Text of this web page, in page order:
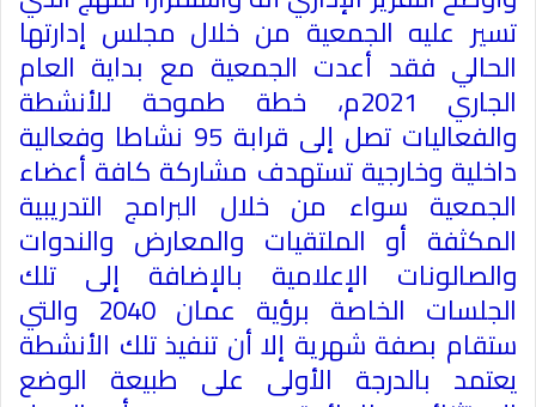
تسير عليه الجمعية من خلال مجلس إدارتها
الحالي فقد أعدت الجمعية مع بداية العام
الجاري 2021م، خطة طموحة للأنشطة
والفعاليات تصل إلى قرابة 95 نشاطا وفعالية
داخلية وخارجية تستهدف مشاركة كافة أعضاء
الجمعية سواء من خلال البرامج التدريبية
المكثفة أو الملتقيات والمعارض والندوات
والصالونات الإعلامية بالإضافة إلى تلك
الجلسات الخاصة برؤية عمان 2040 والتي
ستقام بصفة شهرية إلا أن تنفيذ تلك الأنشطة
يعتمد بالدرجة الأولى على طبيعة الوضع